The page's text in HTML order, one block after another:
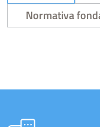
Normativa